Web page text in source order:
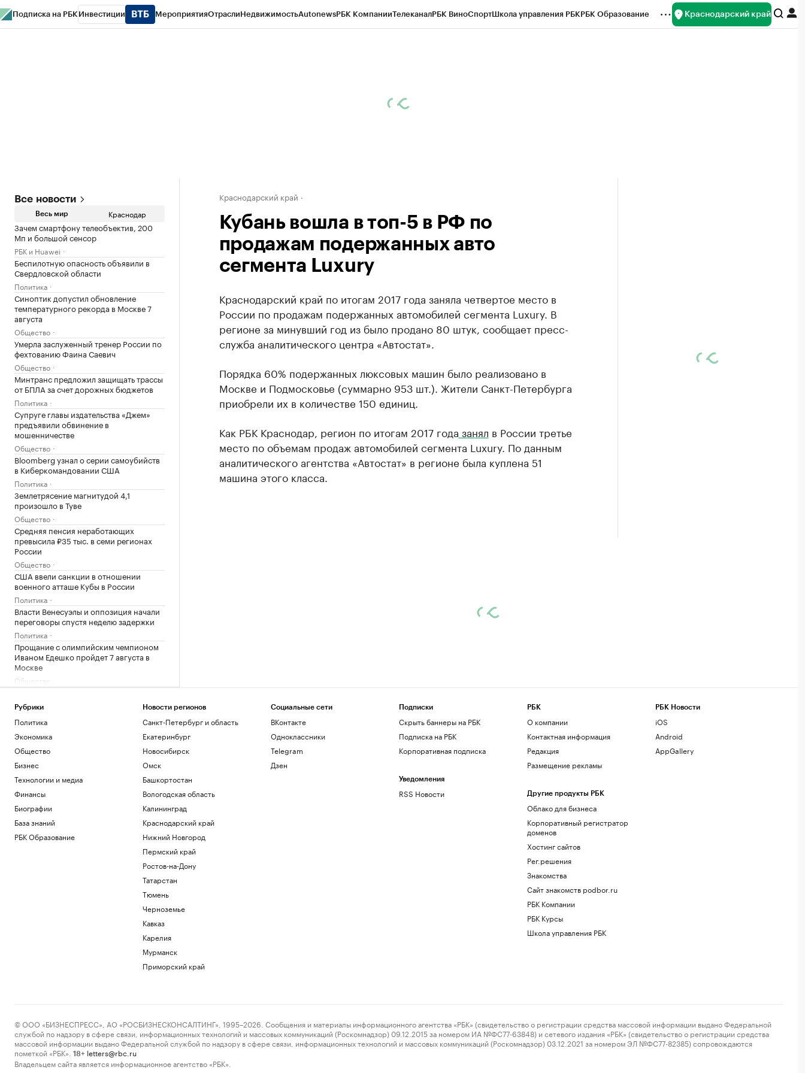
Подписка на РБК Инвестиции МероприятияОтраслиНедвижимостьAutonewsРБК КомпанииТелеканалРБК ВиноСпортШкола управления РБКРБК Образование Краснодарский край
Все новости
Весь мир Краснодар
Зачем смартфону телеобъектив, 200
Мп и большой сенсор
РБК и Huawei
Беспилотную опасность объявили в
Свердловской области
Политика
Синоптик допустил обновление
температурного рекорда в Москве 7
августа
Общество
Умерла заслуженный тренер России по
фехтованию Фаина Саевич
Общество
Минтранс предложил защищать трассы
от БПЛА за счет дорожных бюджетов
Политика
Супруге главы издательства «Джем»
предъявили обвинение в
мошенничестве
Общество
Bloomberg узнал о серии самоубийств
в Киберкомандовании США
Политика
Землетрясение магнитудой 4,1
произошло в Туве
Общество
Средняя пенсия неработающих
превысила ₽35 тыс. в семи регионах
России
Общество
США ввели санкции в отношении
военного атташе Кубы в России
Политика
Власти Венесуэлы и оппозиция начали
переговоры спустя неделю задержки
Политика
Прощание с олимпийским чемпионом
Иваном Едешко пройдет 7 августа в
Москве
Общество
мужчину, угрожавшего взорвать бомбу
на рейсе
Общество
Во Внуково предупредили о задержках
рейсов из-за грозы
Общество
пострадавших при атаках хуситов
Политика
В Турции заявили, что Европа
потребовала подтверждать
происхождение газа
Политика
крупнейшие финансовые компании
Загрузить еще
Краснодарский край
Кубань вошла в топ-5 в РФ по
продажам подержанных авто
сегмента Luxury
Краснодарский край по итогам 2017 года заняла четвертое место в
России по продажам подержанных автомобилей сегмента Luxury. В
регионе за минувший год из было продано 80 штук, сообщает пресс-
служба аналитического центра «Автостат».
Порядка 60% подержанных люксовых машин было реализовано в
Москве и Подмосковье (суммарно 953 шт.). Жители Санкт-Петербурга
приобрели их в количестве 150 единиц.
Как РБК Краснодар, регион по итогам 2017 года занял в России третье
место по объемам продаж автомобилей сегмента Luxury. По данным
аналитического агентства «Автостат» в регионе была куплена 51
машина этого класса.
Рубрики
Политика
Экономика
Общество
Бизнес
Технологии и медиа
Финансы
Биографии
База знаний
РБК Образование
Новости регионов
Санкт-Петербург и область
Екатеринбург
Новосибирск
Омск
Башкортостан
Вологодская область
Калининград
Краснодарский край
Нижний Новгород
Пермский край
Ростов-на-Дону
Татарстан
Тюмень
Черноземье
Кавказ
Карелия
Мурманск
Приморский край
Социальные сети
ВКонтакте
Одноклассники
Telegram
Дзен
Подписки
Скрыть баннеры на РБК
Подписка на РБК
Корпоративная подписка
Уведомления
RSS Новости
РБК
О компании
Контактная информация
Редакция
Размещение рекламы
Другие продукты РБК
Облако для бизнеса
Корпоративный регистратор
доменов
Хостинг сайтов
Рег.решения
Знакомства
Сайт знакомств podbor.ru
РБК Компании
РБК Курсы
Школа управления РБК
РБК Новости
iOS
Android
AppGallery
© ООО «БИЗНЕСПРЕСС», АО «РОСБИЗНЕСКОНСАЛТИНГ», 1995–2026. Сообщения и материалы информационного агентства «РБК» (свидетельство о регистрации средства массовой информации выдано Федеральной
службой по надзору в сфере связи, информационных технологий и массовых коммуникаций (Роскомнадзор) 09.12.2015 за номером ИА №ФС77-63848) и сетевого издания «РБК» (свидетельство о регистрации средства
массовой информации выдано Федеральной службой по надзору в сфере связи, информационных технологий и массовых коммуникаций (Роскомнадзор) 03.12.2021 за номером ЭЛ №ФС77-82385) сопровождаются
пометкой «РБК».
18+ letters@rbc.ru
Владельцем сайта является информационное агентство «РБК».